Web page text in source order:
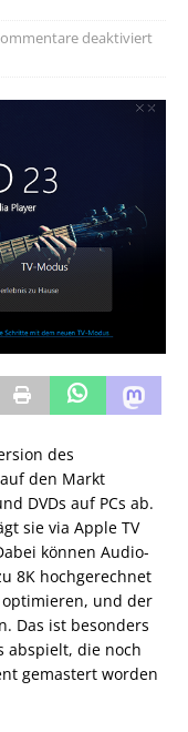
deaktiviert
des
den Markt
DVDs auf PCs ab.
sie via Apple TV
können Audio-
8K hochgerechnet
optimieren, und der
Das ist besonders
abspielt, die noch
gemastert worden